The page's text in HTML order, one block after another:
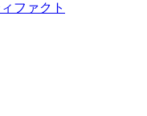
ファクト